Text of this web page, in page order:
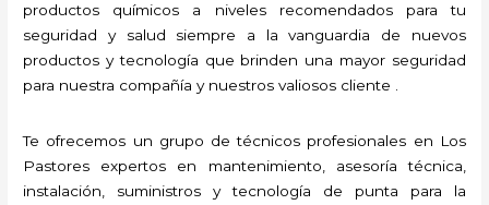
productos químicos a niveles recomendados para tu
seguridad y salud siempre a la vanguardia de nuevos
productos y tecnología que brinden una mayor seguridad
para nuestra compañía y nuestros valiosos cliente .
Te ofrecemos un grupo de técnicos profesionales en Los
Pastores expertos en mantenimiento, asesoría técnica,
instalación, suministros y tecnología de punta para la